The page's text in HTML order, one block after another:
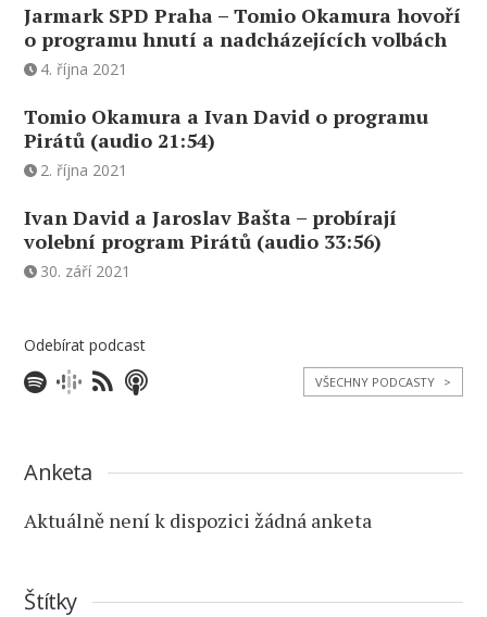
Jarmark SPD Praha – Tomio Okamura hovoří
o programu hnutí a nadcházejících volbách
4. října 2021
Tomio Okamura a Ivan David o programu
Pirátů (audio 21:54)
2. října 2021
Ivan David a Jaroslav Bašta – probírají
volební program Pirátů (audio 33:56)
30. září 2021
Odebírat podcast
VŠECHNY PODCASTY >
Anketa
Aktuálně není k dispozici žádná anketa
Štítky